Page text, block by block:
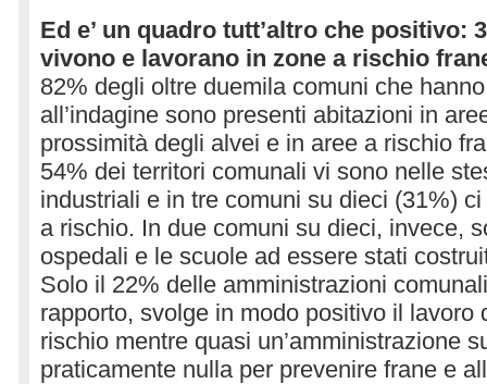
Ed e’ un quadro tutt’altro che positivo:
vivono e lavorano in zone a rischio
82% degli oltre duemila comuni che
all’indagine sono presenti abitazioni in
prossimità degli alvei e in aree a rischio
54% dei territori comunali vi sono nelle
industriali e in tre comuni su dieci (31%)
a rischio. In due comuni su dieci, invece,
ospedali e le scuole ad essere stati
Solo il 22% delle amministrazioni
rapporto, svolge in modo positivo il lavoro
rischio mentre quasi un’amministrazione
praticamente nulla per prevenire frane e